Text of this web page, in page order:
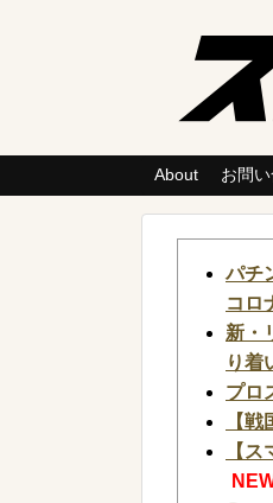
About お問
パチ
コロ
新・
り着
プロ
【
【